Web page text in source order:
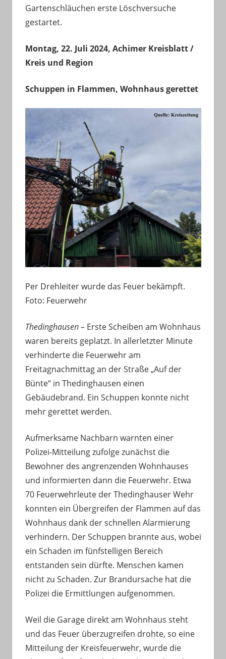
Gartenschläuchen erste Löschversuche
gestartet.
Montag, 22. Juli 2024, Achimer Kreisblatt /
Kreis und Region
Schuppen in Flammen, Wohnhaus gerettet
Per Drehleiter wurde das Feuer bekämpft.
Foto: Feuerwehr
Thedinghausen– Erste Scheiben am Wohnhaus
waren bereits geplatzt. In allerletzter Minute
verhinderte die Feuerwehr am
Freitagnachmittag an der Straße „Auf der
Bünte“ in Thedinghausen einen
Gebäudebrand. Ein Schuppen konnte nicht
mehr gerettet werden.
Aufmerksame Nachbarn warnten einer
Polizei-Mitteilung zufolge zunächst die
Bewohner des angrenzenden Wohnhauses
und informierten dann die Feuerwehr. Etwa
70 Feuerwehrleute der Thedinghauser Wehr
konnten ein Übergreifen der Flammen auf das
Wohnhaus dank der schnellen Alarmierung
verhindern. Der Schuppen brannte aus, wobei
ein Schaden im fünfstelligen Bereich
entstanden sein dürfte. Menschen kamen
nicht zu Schaden. Zur Brandursache hat die
Polizei die Ermittlungen aufgenommen.
Weil die Garage direkt am Wohnhaus steht
und das Feuer überzugreifen drohte, so eine
Mitteilung der Kreisfeuerwehr, wurde die